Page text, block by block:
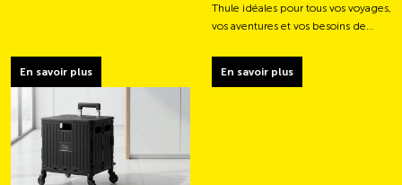
En savoir plus
Thule idéales pour tous vos voyages,
vos aventures et vos besoins de
En savoir plus